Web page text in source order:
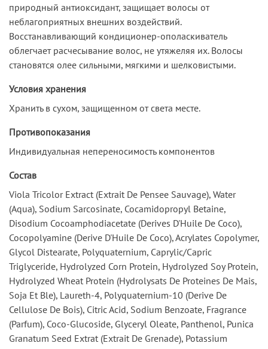
природный антиоксидант, защищает волосы от
неблагоприятных внешних воздействий.
Восстанавливающий кондиционер-ополаскиватель
облегчает расчесывание волос, не утяжеляя их. Волосы
становятся олее сильными, мягкими и шелковистыми.
Условия хранения
Хранить в сухом, защищенном от света месте.
Противопоказания
Индивидуальная непереносимость компонентов
Состав
Viola Tricolor Extract (Extrait De Pensee Sauvage), Water
(Aqua), Sodium Sarcosinate, Cocamidopropyl Betaine,
Disodium Cocoamphodiacetate (Derives D'Huile De Coco),
Cocopolyamine (Derive D'Huile De Coco), Acrylates Copolymer,
Glycol Distearate, Polyquaternium, Caprylic/Capric
Triglyceride, Hydrolyzed Corn Protein, Hydrolyzed Soy Protein,
Hydrolyzed Wheat Protein (Hydrolysats De Proteines De Mais,
Soja Et Ble), Laureth-4, Polyquaternium-10 (Derive De
Cellulose De Bois), Citric Acid, Sodium Benzoate, Fragrance
(Parfum), Coco-Glucoside, Glyceryl Oleate, Panthenol, Punica
Granatum Seed Extrat (Extrait De Grenade), Potassium